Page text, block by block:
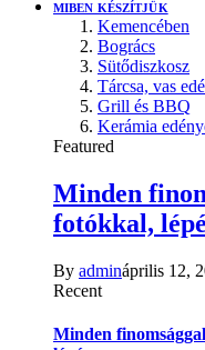
MIBEN KÉSZÍTJÜK
Kemencében
Bogrács
Sütődiszkosz
Tárcsa, vas
Grill és BBQ
Kerámia
Featured
Minden
fotókkal,
By admináprilis 12,
Recent
Minden